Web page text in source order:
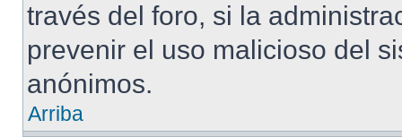
través del foro, si la
prevenir el uso malicioso del
anónimos.
Arriba